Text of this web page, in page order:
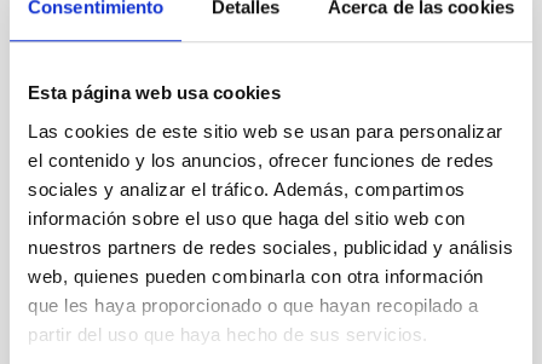
Consentimiento Detalles Acerca de las cookies
Esta página web usa cookies
Las cookies de este sitio web se usan para personalizar
el contenido y los anuncios, ofrecer funciones de redes
sociales y analizar el tráfico. Además, compartimos
información sobre el uso que haga del sitio web con
nuestros partners de redes sociales, publicidad y análisis
web, quienes pueden combinarla con otra información
que les haya proporcionado o que hayan recopilado a
partir del uso que haya hecho de sus servicios.
Física estelar e interestelar (FEEI)
Sistema Solar y Sistemas Planetarios (SEYSS)
Técnicas
Materia circunestelar
Te puede interesar